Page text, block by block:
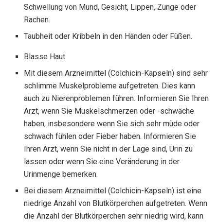
Schwellung von Mund, Gesicht, Lippen, Zunge oder
Rachen.
Taubheit oder Kribbeln in den Händen oder Füßen.
Blasse Haut.
Mit diesem Arzneimittel (Colchicin-Kapseln) sind sehr
schlimme Muskelprobleme aufgetreten. Dies kann
auch zu Nierenproblemen führen. Informieren Sie Ihren
Arzt, wenn Sie Muskelschmerzen oder -schwäche
haben, insbesondere wenn Sie sich sehr müde oder
schwach fühlen oder Fieber haben. Informieren Sie
Ihren Arzt, wenn Sie nicht in der Lage sind, Urin zu
lassen oder wenn Sie eine Veränderung in der
Urinmenge bemerken.
Bei diesem Arzneimittel (Colchicin-Kapseln) ist eine
niedrige Anzahl von Blutkörperchen aufgetreten. Wenn
die Anzahl der Blutkörperchen sehr niedrig wird, kann